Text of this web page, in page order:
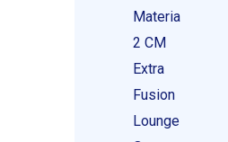
Materia
2 CM
Extra
Fusion
Lounge